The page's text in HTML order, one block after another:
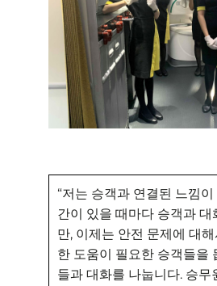
“저는 승객과 연결된 느낌
간이 있을 때마다 승객과 대
만, 이제는 안전 문제에 대
한 도움이 필요한 승객들을
들과 대화를 나눕니다. 승무